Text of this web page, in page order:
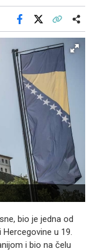
Facebook
bio je jedna od
u 19.
i bio na čelu